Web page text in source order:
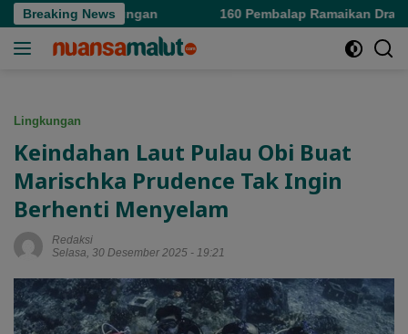
Langsung
ke
Breaking News
Keuntungan 160 Pembalap Ramaikan Drag Race
Lingkungan
Keindahan Laut Pulau Obi Buat
Marischka Prudence Tak Ingin
Berhenti Menyelam
Redaksi
Selasa, 30 Desember 2025 - 19:21